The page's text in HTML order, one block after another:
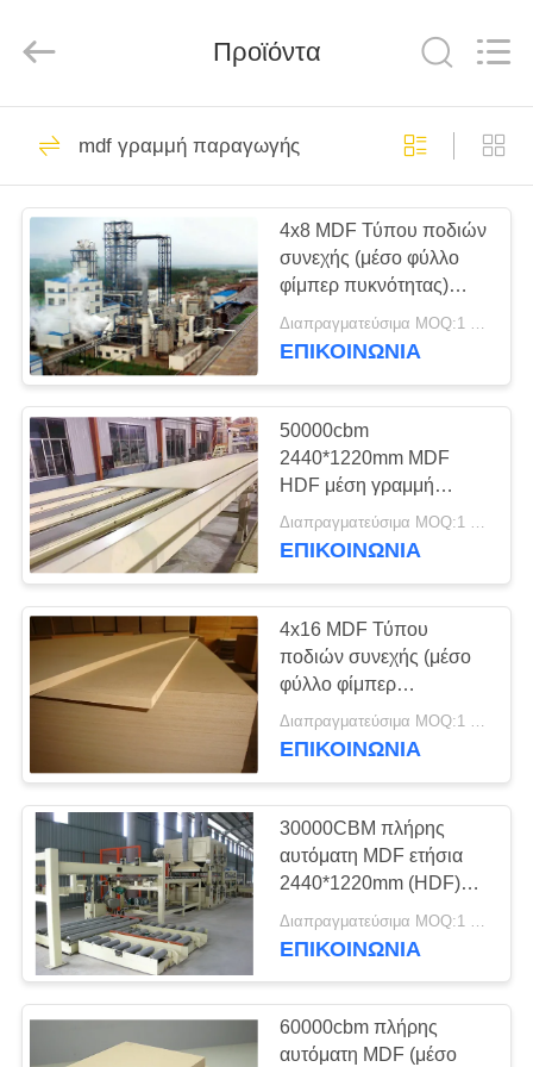
ΣΠΊΤΙ
ΠΡΟΪΌΝΤΑ
ΣΧΕΤΙΚΆ
ΜΕ
ΕΜΆΣ
ΞΕΝΆΓΗΣΗ
ΣΤΟ
ΕΡΓΟΣΤΆΣΙΟ
ΕΛΕΓΧΟΣ
ΠΟΙΌΤΗΤΑΣ
ΕΠΙΚΟΙΝΩΝΉΣΤΕ
ΜΑΣ
BLOG
ΖΗΤΉΣΤΕ
ΜΙΑ
ΠΡΟΣΦΟΡΆ
LTD..
Γραμμή παραγωγής
OSB
Γραμμή παραγωγής
πινάκων μορίων
22
mdf γραμμή
παραγωγής
Προγράμματα
εφαρμοσμένης
μηχανικής εγγράφου
21
Προϊόντα
mdf γραμμή παραγωγής
4x8 MDF Τύπου ποδιών
συνεχής (μέσο φύλλο
φίμπερ πυκνότητας)
γραμμή παραγωγής
Διαπραγματεύσιμα MOQ:1 ομάδα
ΕΠΙΚΟΙΝΩΝΊΑ
50000cbm
2440*1220mm MDF
HDF μέση γραμμή
παραγωγής φύλλων
φίμπερ πυκνότητας
Διαπραγματεύσιμα MOQ:1 ομάδα
ΕΠΙΚΟΙΝΩΝΊΑ
4x16 MDF Τύπου
ποδιών συνεχής (μέσο
φύλλο φίμπερ
πυκνότητας) HDF
γραμμή παραγωγής
Διαπραγματεύσιμα MOQ:1 ομάδα
ΕΠΙΚΟΙΝΩΝΊΑ
30000CBM πλήρης
αυτόματη MDF ετήσια
2440*1220mm (HDF)
γραμμή παραγωγής
ΕΠΙΚΟΙΝΩΝΊΑ
60000cbm πλήρης
αυτόματη MDF (μέσο